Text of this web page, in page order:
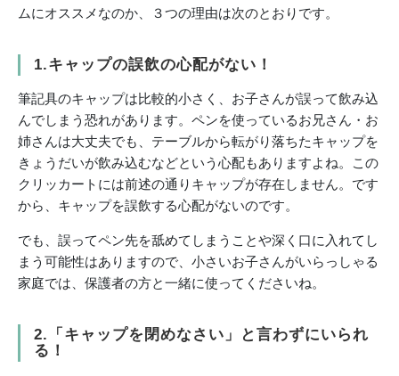
ムにオススメなのか、３つの理由は次のとおりです。
1.キャップの誤飲の心配がない！
筆記具のキャップは比較的小さく、お子さんが誤って飲み込
んでしまう恐れがあります。ペンを使っているお兄さん・お
姉さんは大丈夫でも、テーブルから転がり落ちたキャップを
きょうだいが飲み込むなどという心配もありますよね。この
クリッカートには前述の通りキャップが存在しません。です
から、キャップを誤飲する心配がないのです。
でも、誤ってペン先を舐めてしまうことや深く口に入れてし
まう可能性はありますので、小さいお子さんがいらっしゃる
家庭では、保護者の方と一緒に使ってくださいね。
2.「キャップを閉めなさい」と言わずにいられ
る！